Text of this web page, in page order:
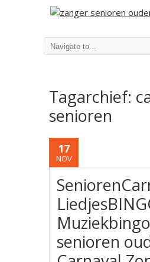
Tagarchief:
senioren
17
NOV
senioren